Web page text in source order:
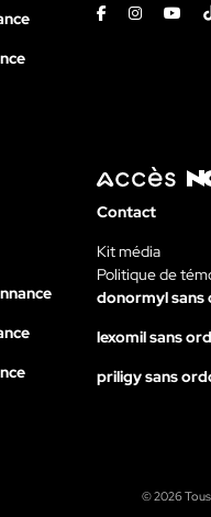
FacebookInstagram
Contact
Kit média
Politique de
donormyl sans
lexomil sans
priligy sans
© 2026